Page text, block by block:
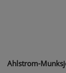
Ahlstrom-